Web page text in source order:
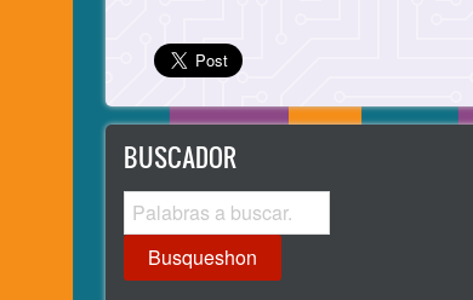
BUSCADOR
Busqueshon